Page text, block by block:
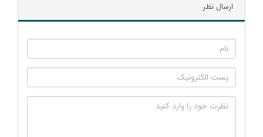
ارسال نظر